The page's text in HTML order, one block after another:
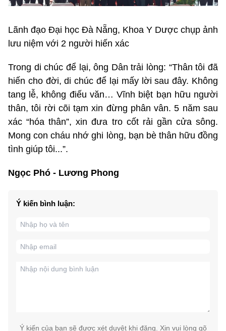
Lãnh đạo Đại học Đà Nẵng, Khoa Y Dược chụp ảnh
lưu niệm với 2 người hiến xác
Trong di chúc để lại, ông Dân trải lòng: “Thân tôi đã
hiến cho đời, di chúc để lại mấy lời sau đây. Không
tang lễ, không điếu văn… Vĩnh biệt bạn hữu người
thân, tôi rời cõi tạm xin đừng phân vân. 5 năm sau
xác “hóa thân”, xin đưa tro cốt rải gần cửa sông.
Mong con cháu nhớ ghi lòng, bạn bè thân hữu đồng
tình giúp tôi...”.
Ngọc Phó - Lương Phong
Ý kiến bình luận:
Ý kiến của bạn sẽ được xét duyệt khi đăng. Xin vui lòng gõ